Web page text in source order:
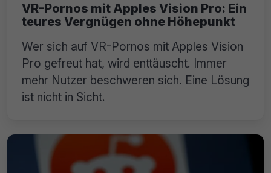
VR-Pornos mit Apples Vision Pro: Ein
teures Vergnügen ohne Höhepunkt
Wer sich auf VR-Pornos mit Apples Vision
Pro gefreut hat, wird enttäuscht. Immer
mehr Nutzer beschweren sich. Eine Lösung
ist nicht in Sicht.